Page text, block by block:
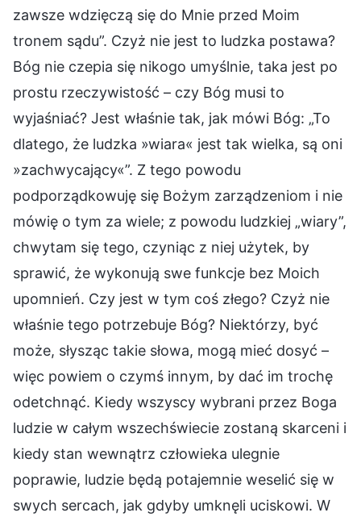
zawsze wdzięczą się do Mnie przed Moim
tronem sądu”. Czyż nie jest to ludzka postawa?
Bóg nie czepia się nikogo umyślnie, taka jest po
prostu rzeczywistość – czy Bóg musi to
wyjaśniać? Jest właśnie tak, jak mówi Bóg: „To
dlatego, że ludzka »wiara« jest tak wielka, są oni
»zachwycający«”. Z tego powodu
podporządkowuję się Bożym zarządzeniom i nie
mówię o tym za wiele; z powodu ludzkiej „wiary”,
chwytam się tego, czyniąc z niej użytek, by
sprawić, że wykonują swe funkcje bez Moich
upomnień. Czy jest w tym coś złego? Czyż nie
właśnie tego potrzebuje Bóg? Niektórzy, być
może, słysząc takie słowa, mogą mieć dosyć –
więc powiem o czymś innym, by dać im trochę
odetchnąć. Kiedy wszyscy wybrani przez Boga
ludzie w całym wszechświecie zostaną skarceni i
kiedy stan wewnątrz człowieka ulegnie
poprawie, ludzie będą potajemnie weselić się w
swych sercach, jak gdyby umknęli uciskowi. W